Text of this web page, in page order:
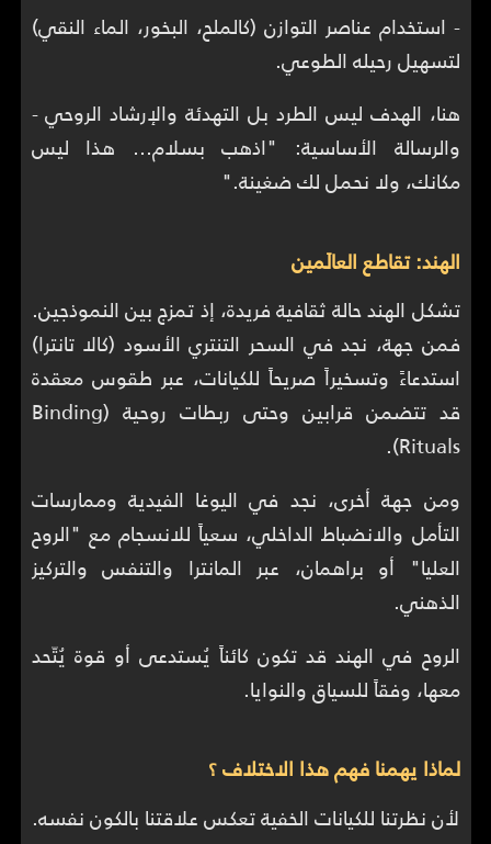
- استخدام عناصر التوازن (كالملح، البخور، الماء النقي)
لتسهيل رحيله الطوعي.
هنا، الهدف ليس الطرد بل التهدئة والإرشاد الروحي -
والرسالة الأساسية: "اذهب بسلام… هذا ليس
مكانك، ولا نحمل لك ضغينة."
الهند: تقاطع العالَمين
تشكل الهند حالة ثقافية فريدة، إذ تمزج بين النموذجين.
فمن جهة، نجد في السحر التنتري الأسود (كالا تانترا)
استدعاءً وتسخيراً صريحاً للكيانات، عبر طقوس معقدة
قد تتضمن قرابين وحتى ربطات روحية (Binding
Rituals).
ومن جهة أخرى، نجد في اليوغا الفيدية وممارسات
التأمل والانضباط الداخلي، سعياً للانسجام مع "الروح
العليا" أو براهمان، عبر المانترا والتنفس والتركيز
الذهني.
الروح في الهند قد تكون كائناً يُستدعى أو قوة يُتّحد
معها، وفقاً للسياق والنوايا.
لماذا يهمنا فهم هذا الاختلاف ؟
لأن نظرتنا للكيانات الخفية تعكس علاقتنا بالكون نفسه.